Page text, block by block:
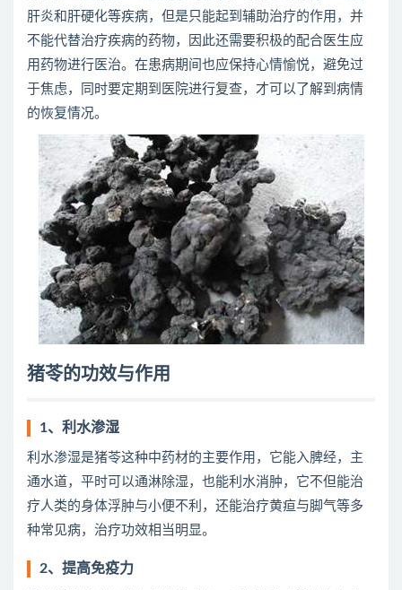
肝炎和肝硬化等疾病，但是只能起到辅助治疗的作用，并
不能代替治疗疾病的药物，因此还需要积极的配合医生应
用药物进行医治。在患病期间也应保持心情愉悦，避免过
于焦虑，同时要定期到医院进行复查，才可以了解到病情
的恢复情况。
猪苓的功效与作用
1、利水渗湿
利水渗湿是猪苓这种中药材的主要作用，它能入脾经，主
通水道，平时可以通淋除湿，也能利水消肿，它不但能治
疗人类的身体浮肿与小便不利，还能治疗黄疸与脚气等多
种常见病，治疗功效相当明显。
2、提高免疫力